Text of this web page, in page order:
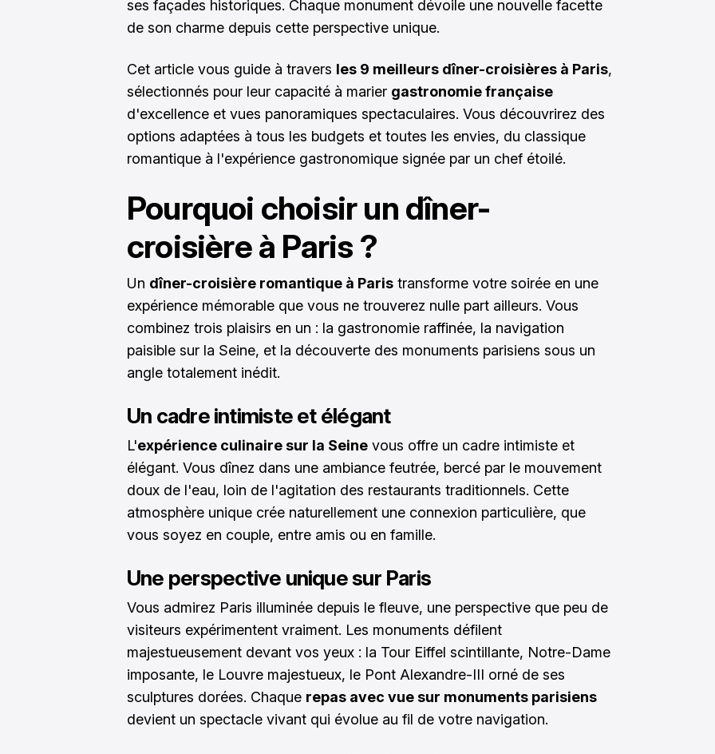
ses façades historiques. Chaque monument dévoile une nouvelle facette
de son charme depuis cette perspective unique.
Cet article vous guide à travers les 9 meilleurs dîner-croisières à Paris,
sélectionnés pour leur capacité à marier gastronomie française
d'excellence et vues panoramiques spectaculaires. Vous découvrirez des
options adaptées à tous les budgets et toutes les envies, du classique
romantique à l'expérience gastronomique signée par un chef étoilé.
Pourquoi choisir un dîner-
croisière à Paris ?
Un dîner-croisière romantique à Paris transforme votre soirée en une
expérience mémorable que vous ne trouverez nulle part ailleurs. Vous
combinez trois plaisirs en un : la gastronomie raffinée, la navigation
paisible sur la Seine, et la découverte des monuments parisiens sous un
angle totalement inédit.
Un cadre intimiste et élégant
L'expérience culinaire sur la Seine vous offre un cadre intimiste et
élégant. Vous dînez dans une ambiance feutrée, bercé par le mouvement
doux de l'eau, loin de l'agitation des restaurants traditionnels. Cette
atmosphère unique crée naturellement une connexion particulière, que
vous soyez en couple, entre amis ou en famille.
Une perspective unique sur Paris
Vous admirez Paris illuminée depuis le fleuve, une perspective que peu de
visiteurs expérimentent vraiment. Les monuments défilent
majestueusement devant vos yeux : la Tour Eiffel scintillante, Notre-Dame
imposante, le Louvre majestueux, le Pont Alexandre-III orné de ses
sculptures dorées. Chaque repas avec vue sur monuments parisiens
devient un spectacle vivant qui évolue au fil de votre navigation.